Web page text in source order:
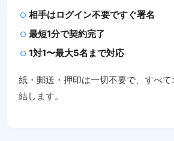
相手はログイン不要ですぐ署名
最短1分で契約完了
1対1〜最大5名まで対応
紙・郵送・押印は一切不要で、すべ
結します。